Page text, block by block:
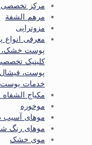
مرکز تخصصی
مرهم الشفة
مزوتراپی
معرفی
پوست خشک،
کلینیک
پوست،
خدمات
مكياج الشفاه
موخوره
موهای آسیب
موهای رنگ
موی خشک